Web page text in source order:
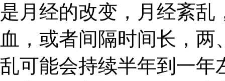
是月经的改变，月经紊
血，或者间隔时间长，
乱可能会持续半年到一年